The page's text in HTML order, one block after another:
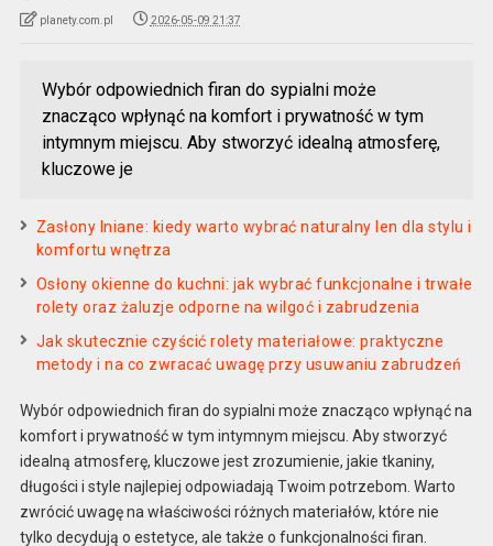
planety.com.pl 2026-05-09 21:37
Wybór odpowiednich firan do sypialni może
znacząco wpłynąć na komfort i prywatność w tym
intymnym miejscu. Aby stworzyć idealną atmosferę,
kluczowe je
Zasłony lniane: kiedy warto wybrać naturalny len dla stylu i
komfortu wnętrza
Osłony okienne do kuchni: jak wybrać funkcjonalne i trwałe
rolety oraz żaluzje odporne na wilgoć i zabrudzenia
Jak skutecznie czyścić rolety materiałowe: praktyczne
metody i na co zwracać uwagę przy usuwaniu zabrudzeń
Wybór odpowiednich firan do sypialni może znacząco wpłynąć na
komfort i prywatność w tym intymnym miejscu. Aby stworzyć
idealną atmosferę, kluczowe jest zrozumienie, jakie tkaniny,
długości i style najlepiej odpowiadają Twoim potrzebom. Warto
zwrócić uwagę na właściwości różnych materiałów, które nie
tylko decydują o estetyce, ale także o funkcjonalności firan.